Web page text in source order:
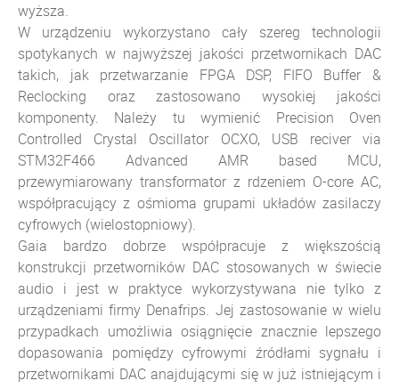
wyższa.
W urządzeniu wykorzystano cały szereg technologii
spotykanych w najwyższej jakości przetwornikach DAC
takich, jak przetwarzanie FPGA DSP, FIFO Buffer &
Reclocking oraz zastosowano wysokiej jakości
komponenty. Należy tu wymienić Precision Oven
Controlled Crystal Oscillator OCXO, USB reciver via
STM32F466 Advanced AMR based MCU,
przewymiarowany transformator z rdzeniem O-core AC,
współpracujący z ośmioma grupami układów zasilaczy
cyfrowych (wielostopniowy).
Gaia bardzo dobrze współpracuje z większością
konstrukcji przetworników DAC stosowanych w świecie
audio i jest w praktyce wykorzystywana nie tylko z
urządzeniami firmy Denafrips. Jej zastosowanie w wielu
przypadkach umożliwia osiągnięcie znacznie lepszego
dopasowania pomiędzy cyfrowymi źródłami sygnału i
przetwornikami DAC anajdującymi się w już istniejącym i